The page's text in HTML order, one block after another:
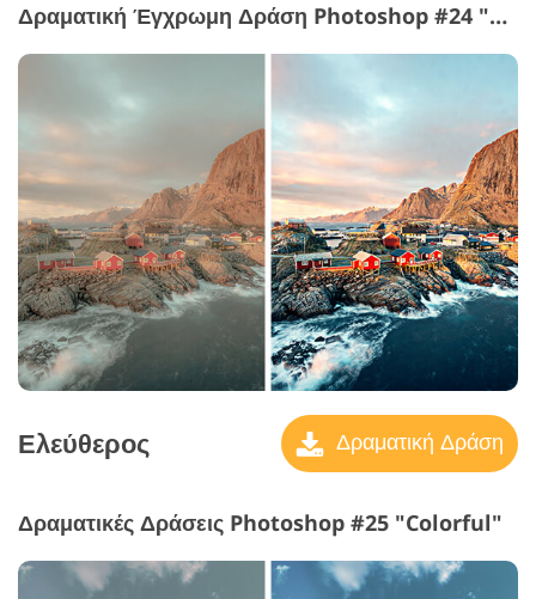
Δραματική Έγχρωμη Δράση Photoshop #24 "Contrast"
Ελεύθερος Δραματική Δράση
Δραματικές Δράσεις Photoshop #25 "Colorful"